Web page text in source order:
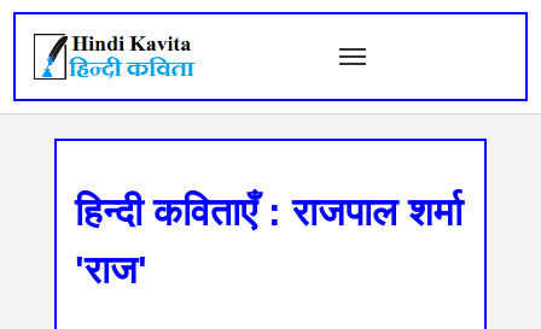
हिन्दी कविताएँ : राजपाल शर्मा
'राज'